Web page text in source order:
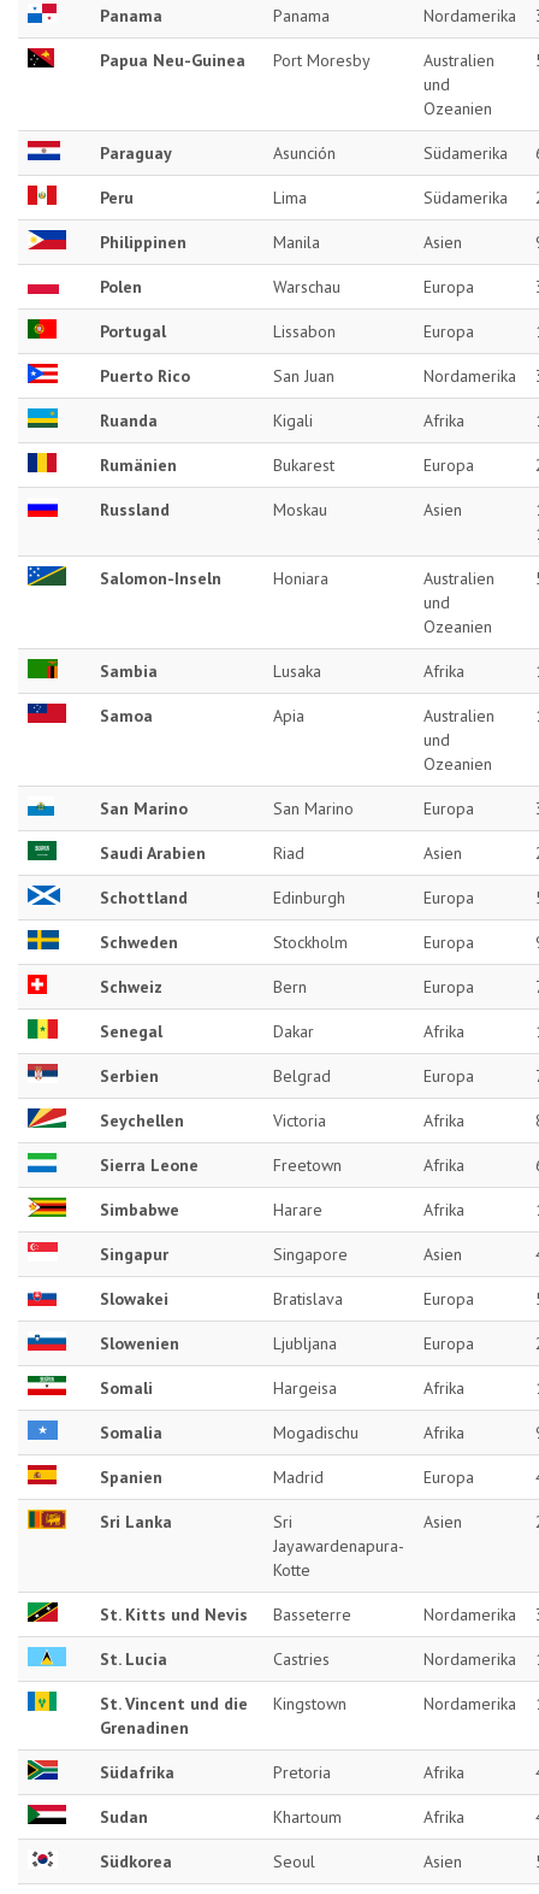
Panama Panama Nordamerika
Papua Neu-Guinea Port Moresby
Australien
und
Ozeanien
Paraguay Asunción Südamerika
Peru Lima Südamerika
Philippinen Manila Asien
Polen Warschau Europa
Portugal Lissabon Europa
Puerto Rico San Juan Nordamerika
Ruanda Kigali Afrika
Rumänien Bukarest Europa
Russland Moskau Asien
Salomon-Inseln Honiara
Australien
und
Ozeanien
Sambia Lusaka Afrika
Samoa Apia
Australien
und
Ozeanien
San Marino San Marino Europa
Saudi Arabien Riad Asien
Schottland Edinburgh Europa
Schweden Stockholm Europa
Schweiz Bern Europa
Senegal Dakar Afrika
Serbien Belgrad Europa
Seychellen Victoria Afrika
Sierra Leone Freetown Afrika
Simbabwe Harare Afrika
Singapur Singapore Asien
Slowakei Bratislava Europa
Slowenien Ljubljana Europa
Somali Hargeisa Afrika
Somalia Mogadischu Afrika
Spanien Madrid Europa
Sri Lanka
Sri
Jayawardenapura-
Kotte
Asien
St. Kitts und Nevis Basseterre Nordamerika
St. Lucia Castries Nordamerika
St. Vincent und die
Grenadinen
Kingstown Nordamerika
Südafrika Pretoria Afrika
Sudan Khartoum Afrika
Südkorea Seoul Asien